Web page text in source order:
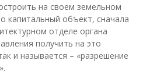
на своем земельном
капитальный объект, сначала
отделе органа
получить на это
и называется – «разрешение